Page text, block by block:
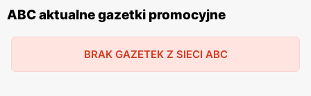
w miesiącu, umożliwiając klientom śledzenie najnowszych
okazji i planowanie zakupów z wyprzedzeniem. Dostępne
wersji online na stronie internetowej sieci. Jednym z
ABC aktualne gazetki promocyjne
BRAK GAZETEK Z SIECI ABC